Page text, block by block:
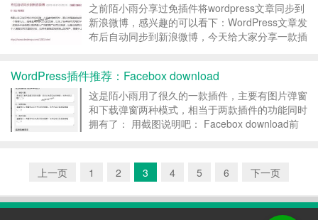
之前陌小雨分享过免插件将wordpress文章同步到
新浪微博，感兴趣的可以看下：WordPress文章发
布后自动同步到新浪微博，今天给大家分享一款插
看哦，一个是微博，一个是博客，...
WordPress插件推荐：Facebox download
这是陌小雨用了很久的一款插件，主要有图片弹窗
和下载弹窗两种模式，相当于两款插件的功能同时
拥有了： 用截图说明吧： Facebox download前
址： ...
上一页 1 2 3 4 5 6 下一页